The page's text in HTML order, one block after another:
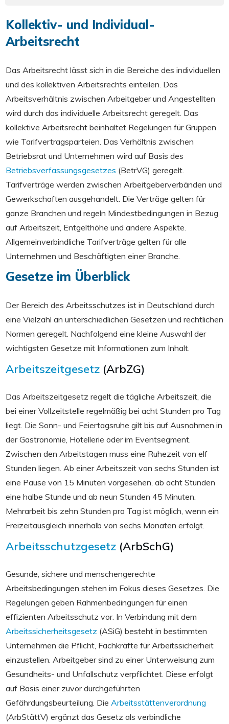
Kollektiv- und Individual-
Arbeitsrecht
Das Arbeitsrecht lässt sich in die Bereiche des individuellen
und des kollektiven Arbeitsrechts einteilen. Das
Arbeitsverhältnis zwischen Arbeitgeber und Angestellten
wird durch das individuelle Arbeitsrecht geregelt. Das
kollektive Arbeitsrecht beinhaltet Regelungen für Gruppen
wie Tarifvertragsparteien. Das Verhältnis zwischen
Betriebsrat und Unternehmen wird auf Basis des
Betriebsverfassungsgesetzes (BetrVG) geregelt.
Tarifverträge werden zwischen Arbeitgeberverbänden und
Gewerkschaften ausgehandelt. Die Verträge gelten für
ganze Branchen und regeln Mindestbedingungen in Bezug
auf Arbeitszeit, Entgelthöhe und andere Aspekte.
Allgemeinverbindliche Tarifverträge gelten für alle
Unternehmen und Beschäftigten einer Branche.
Gesetze im Überblick
Der Bereich des Arbeitsschutzes ist in Deutschland durch
eine Vielzahl an unterschiedlichen Gesetzen und rechtlichen
Normen geregelt. Nachfolgend eine kleine Auswahl der
wichtigsten Gesetze mit Informationen zum Inhalt.
Arbeitszeitgesetz (ArbZG)
Das Arbeitszeitgesetz regelt die tägliche Arbeitszeit, die
bei einer Vollzeitstelle regelmäßig bei acht Stunden pro Tag
liegt. Die Sonn- und Feiertagsruhe gilt bis auf Ausnahmen in
der Gastronomie, Hotellerie oder im Eventsegment.
Zwischen den Arbeitstagen muss eine Ruhezeit von elf
Stunden liegen. Ab einer Arbeitszeit von sechs Stunden ist
eine Pause von 15 Minuten vorgesehen, ab acht Stunden
eine halbe Stunde und ab neun Stunden 45 Minuten.
Mehrarbeit bis zehn Stunden pro Tag ist möglich, wenn ein
Freizeitausgleich innerhalb von sechs Monaten erfolgt.
Arbeitsschutzgesetz (ArbSchG)
Gesunde, sichere und menschengerechte
Arbeitsbedingungen stehen im Fokus dieses Gesetzes. Die
Regelungen geben Rahmenbedingungen für einen
effizienten Arbeitsschutz vor. In Verbindung mit dem
Arbeitssicherheitsgesetz (ASiG) besteht in bestimmten
Unternehmen die Pflicht, Fachkräfte für Arbeitssicherheit
einzustellen. Arbeitgeber sind zu einer Unterweisung zum
Gesundheits- und Unfallschutz verpflichtet. Diese erfolgt
auf Basis einer zuvor durchgeführten
Gefährdungsbeurteilung. Die Arbeitsstättenverordnung
(ArbStättV) ergänzt das Gesetz als verbindliche